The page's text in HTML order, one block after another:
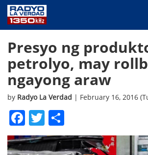
PUBLIC SERVICE
ANNOUNCEMENTS
PROGRAMS
ABOUT
Presyo ng
petrolyo, may
ngayong araw
by Radyo La Verdad | February 16, 2016
Facebook
Twitter